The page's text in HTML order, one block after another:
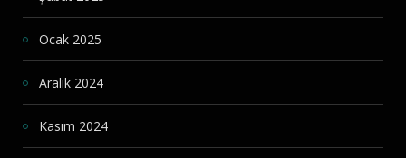
Ocak 2025
Aralık 2024
Kasım 2024